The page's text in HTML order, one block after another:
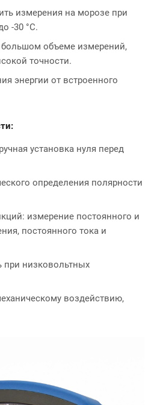
измерения на морозе при
-30 °С.
объеме измерений,
точности.
энергии от встроенного
установка нуля перед
определения полярности
измерение постоянного и
постоянного тока и
при низковольтных
воздействию,